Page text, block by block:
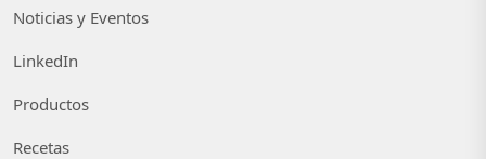
Noticias y Eventos
LinkedIn
Productos
Recetas